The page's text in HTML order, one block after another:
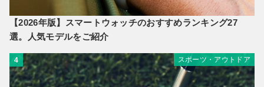
【2026年版】スマートウォッチのおすすめランキング27
選。人気モデルをご紹介
4 スポーツ・アウトドア